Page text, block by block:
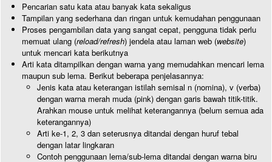
Pencarian satu kata atau banyak kata sekaligus
Tampilan yang sederhana dan ringan untuk kemudahan penggunaan
Proses pengambilan data yang sangat cepat, pengguna tidak perlu
memuat ulang (reload/refresh) jendela atau laman web (website)
untuk mencari kata berikutnya
Arti kata ditampilkan dengan warna yang memudahkan mencari lema
maupun sub lema. Berikut beberapa penjelasannya:
Jenis kata atau keterangan istilah semisal n (nomina), v (verba)
dengan warna merah muda (pink) dengan garis bawah titik-titik.
Arahkan mouse untuk melihat keterangannya (belum semua ada
keterangannya)
Arti ke-1, 2, 3 dan seterusnya ditandai dengan huruf tebal
dengan latar lingkaran
Contoh penggunaan lema/sub-lema ditandai dengan warna biru